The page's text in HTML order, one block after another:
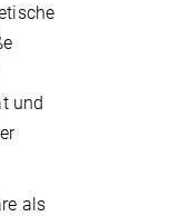
und
als